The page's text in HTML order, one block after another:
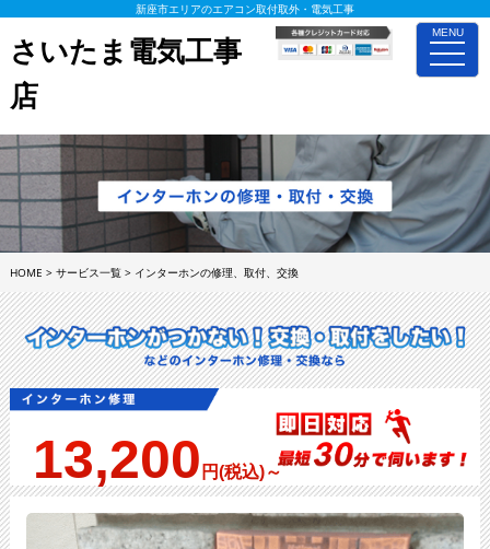
MENU
toggle
新座市エリアのエアコン取付取外・電気工事
さいたま電気工事
店
HOME > サービス一覧> インターホンの修理、取付、交換
13,200 円(税込)～